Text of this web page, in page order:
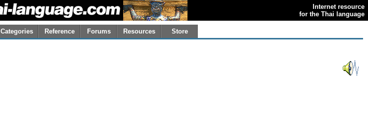
Internet resource
for the Thai language
Categories Reference Forums Resources Store